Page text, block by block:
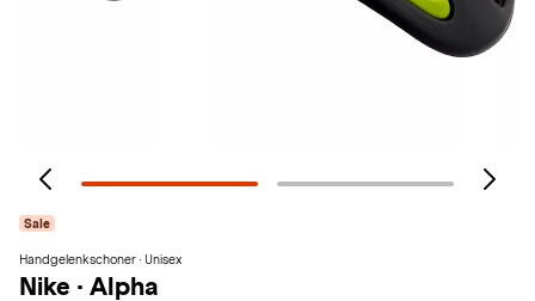
Sale
Handgelenkschoner · Unisex
Nike · Alpha